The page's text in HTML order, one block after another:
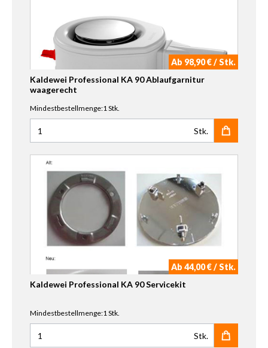
Ab 98,90 € / Stk.
Kaldewei Professional KA 90 Ablaufgarnitur
waagerecht
Mindestbestellmenge:1 Stk.
Anzahl für Kaldewei Professional KA 90 Ablaufgarnitur
Stk.
Ab 44,00 € / Stk.
Kaldewei Professional KA 90 Servicekit
Mindestbestellmenge:1 Stk.
Anzahl für Kaldewei Professional KA 90 Servicekit
Stk.